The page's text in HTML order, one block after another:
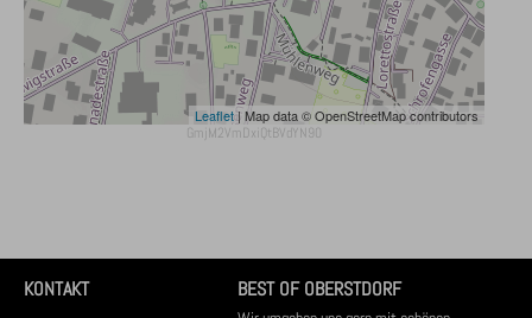
Leaflet| Map data © OpenStreetMap contributors
GmjM2VmDxiQtBVdYN90
KONTAKT BEST OF OBERSTDORF